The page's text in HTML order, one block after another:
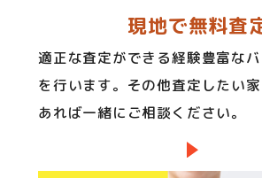
現地で無料査
適正な査定ができる経験豊富な
を行います。その他査定したい
あれば一緒にご相談ください。